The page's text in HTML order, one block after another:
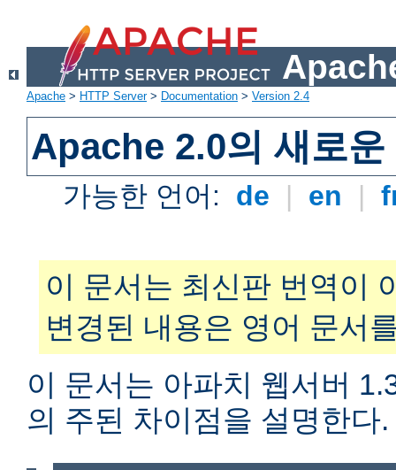
Apache > HTTP Server> Documentation > Version 2.4
Apache 2.0의 새로운
가능한 언어: de | en |
이 문서는 최신판 번역이
변경된 내용은 영어 문서
이 문서는 아파치 웹서버
의 주된 차이점을 설명한다.